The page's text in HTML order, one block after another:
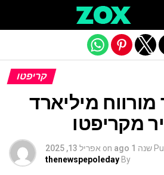
קריפטו
מיליארד
מקריפטו
שנה 1 ago on אפריל 13, 2025
By
thenewspepoleday
Exit mobile